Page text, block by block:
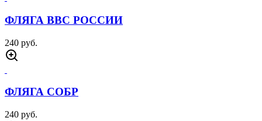
ФЛЯГА ВВС РОССИИ
240 руб.
ФЛЯГА СОБР
240 руб.